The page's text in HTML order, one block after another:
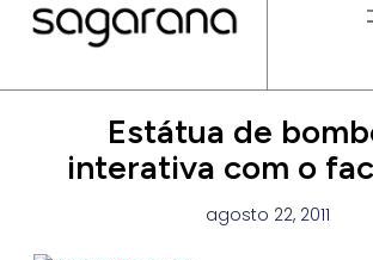
Estátua de
interativa com o
agosto 22, 2011